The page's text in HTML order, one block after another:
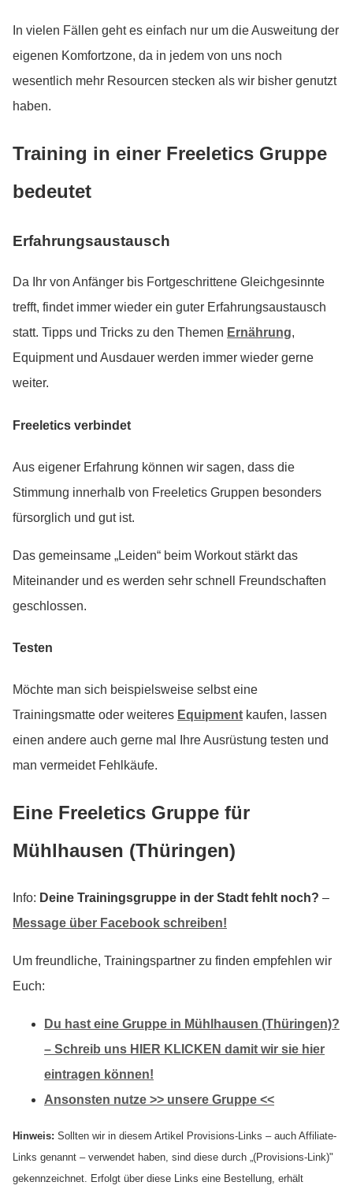
In vielen Fällen geht es einfach nur um die Ausweitung der
eigenen Komfortzone, da in jedem von uns noch
wesentlich mehr Resourcen stecken als wir bisher genutzt
haben.
Training in einer Freeletics Gruppe
bedeutet
Erfahrungsaustausch
Da Ihr von Anfänger bis Fortgeschrittene Gleichgesinnte
trefft, findet immer wieder ein guter Erfahrungsaustausch
statt. Tipps und Tricks zu den Themen Ernährung,
Equipment und Ausdauer werden immer wieder gerne
weiter.
Freeletics verbindet
Aus eigener Erfahrung können wir sagen, dass die
Stimmung innerhalb von Freeletics Gruppen besonders
fürsorglich und gut ist.
Das gemeinsame „Leiden“ beim Workout stärkt das
Miteinander und es werden sehr schnell Freundschaften
geschlossen.
Testen
Möchte man sich beispielsweise selbst eine
Trainingsmatte oder weiteres Equipment kaufen, lassen
einen andere auch gerne mal Ihre Ausrüstung testen und
man vermeidet Fehlkäufe.
Eine Freeletics Gruppe für
Mühlhausen (Thüringen)
Info: Deine Trainingsgruppe in der Stadt fehlt noch? –
Message über Facebook schreiben!
Um freundliche, Trainingspartner zu finden empfehlen wir
Euch:
Du hast eine Gruppe in Mühlhausen (Thüringen)?
– Schreib uns HIER KLICKEN damit wir sie hier
eintragen können!
Ansonsten nutze >> unsere Gruppe <<
Hinweis: Sollten wir in diesem Artikel Provisions-Links – auch Affiliate-
Links genannt – verwendet haben, sind diese durch „(Provisions-Link)"
gekennzeichnet. Erfolgt über diese Links eine Bestellung, erhält